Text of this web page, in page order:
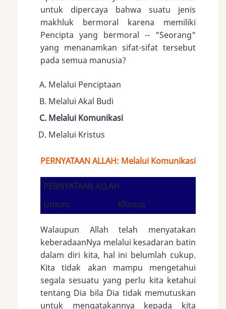
untuk dipercaya bahwa suatu jenis
makhluk bermoral karena memiliki
Pencipta yang bermoral -- "Seorang"
yang menanamkan sifat-sifat tersebut
pada semua manusia?
Melalui Penciptaan
Melalui Akal Budi
Melalui Komunikasi
Melalui Kristus
PERNYATAAN ALLAH: Melalui Komunikasi
PERNYATAAN ALLAH
Umum
Khusus
Walaupun Allah telah menyatakan
keberadaanNya melalui kesadaran batin
dalam diri kita, hal ini belumlah cukup.
Kita tidak akan mampu mengetahui
segala sesuatu yang perlu kita ketahui
tentang Dia bila Dia tidak memutuskan
untuk mengatakannya kepada kita